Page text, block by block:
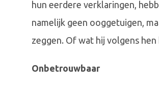
hun eerdere verklaringen,
namelijk geen ooggetuigen,
zeggen. Of wat hij volgens
Onbetrouwbaar